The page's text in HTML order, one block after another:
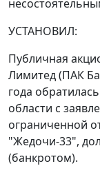
УСТАНОВИЛ:
Публичная
Лимитед (ПАК
года
области с
ограниченной
"Жедочи-33",
(банкротом).